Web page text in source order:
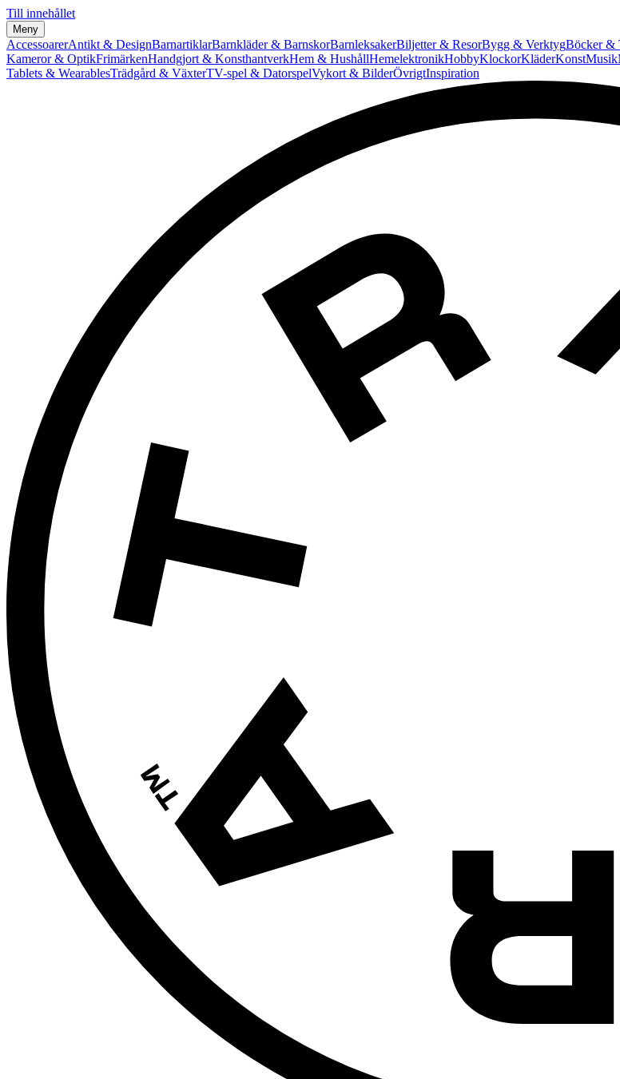
Till innehållet
Meny
AccessoarerAntikt & DesignBarnartiklarBarnkläder & BarnskorBarnleksakerBiljetter & ResorBygg & VerktygBöcker &
Kameror & OptikFrimärkenHandgjort & KonsthantverkHem & HushållHemelektronikHobbyKlockorKläderKonstMusik
Tablets & WearablesTrädgård & VäxterTV-spel & DatorspelVykort & BilderÖvrigtInspiration